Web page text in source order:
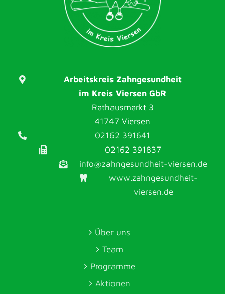
Arbeitskreis Zahngesundheit
im Kreis Viersen GbR
Rathausmarkt 3
41747 Viersen
02162 391641
02162 391837
info@zahngesundheit-viersen.de
www.zahngesundheit-
viersen.de
Über uns
Team
Programme
Aktionen